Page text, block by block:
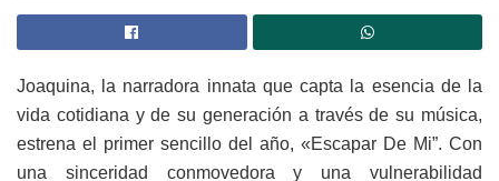
Joaquina, la narradora innata que capta la esencia de la
vida cotidiana y de su generación a través de su música,
estrena el primer sencillo del año, «Escapar De Mi”. Con
una sinceridad conmovedora y una vulnerabilidad